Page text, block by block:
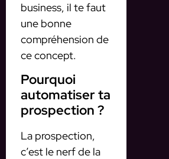
business, il te faut
une bonne
compréhension de
ce concept.
Pourquoi
automatiser ta
prospection ?
La prospection,
c’est le nerf de la